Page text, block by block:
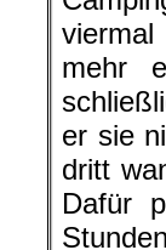
mehr
er sie
dritt
Dafür